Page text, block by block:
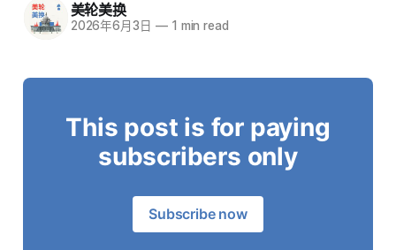
美轮美换
2026年6月3日 —1 min read
This post is for paying
subscribers only
Subscribe now